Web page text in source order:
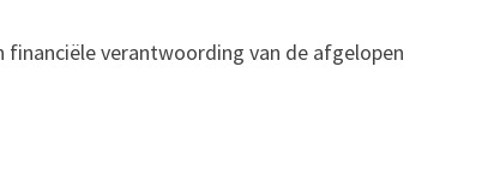
verantwoording van de afgelopen